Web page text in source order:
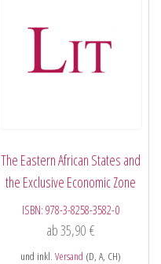
The Eastern African States and
the Exclusive Economic Zone
ISBN: 978-3-8258-3582-0
ab35,90 €
und inkl. Versand (D, A, CH)